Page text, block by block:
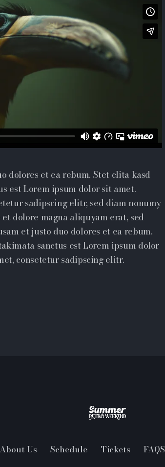
dolores et ea rebum. Stet clita kasd
est Lorem ipsum dolor sit amet.
sadipscing elitr, sed diam nonumy
dolore magna aliquyam erat, sed
et justo duo dolores et ea rebum.
sanctus est Lorem ipsum dolor
consetetur sadipscing elitr.
About Us Schedule Tickets FAQS